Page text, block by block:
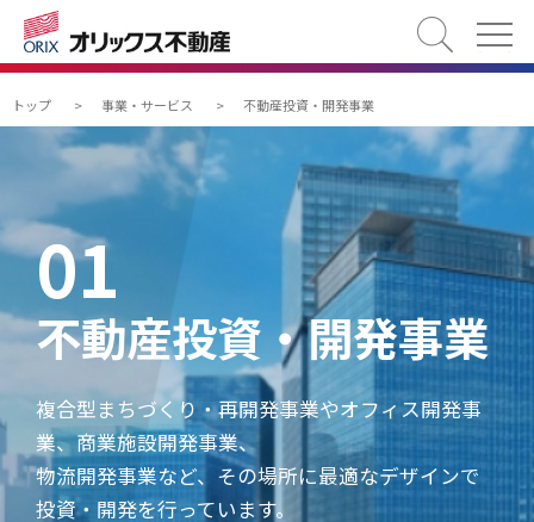
検索
トップ > 事業・サービス > 不動産投資・開発事業
01
不動産投資・開発事業
複合型まちづくり・再開発事業やオフィス開発事
業、商業施設開発事業、
物流開発事業など、その場所に最適なデザインで
投資・開発を行っています。